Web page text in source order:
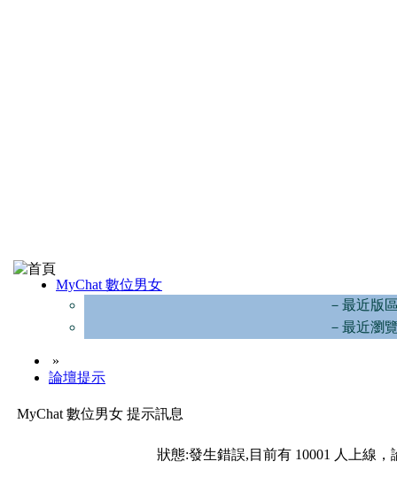
MyChat 數位男女
－最近版
－最近瀏
»
論壇提示
MyChat 數位男女 提示訊息
狀態:發生錯誤,目前有 10001 人上線